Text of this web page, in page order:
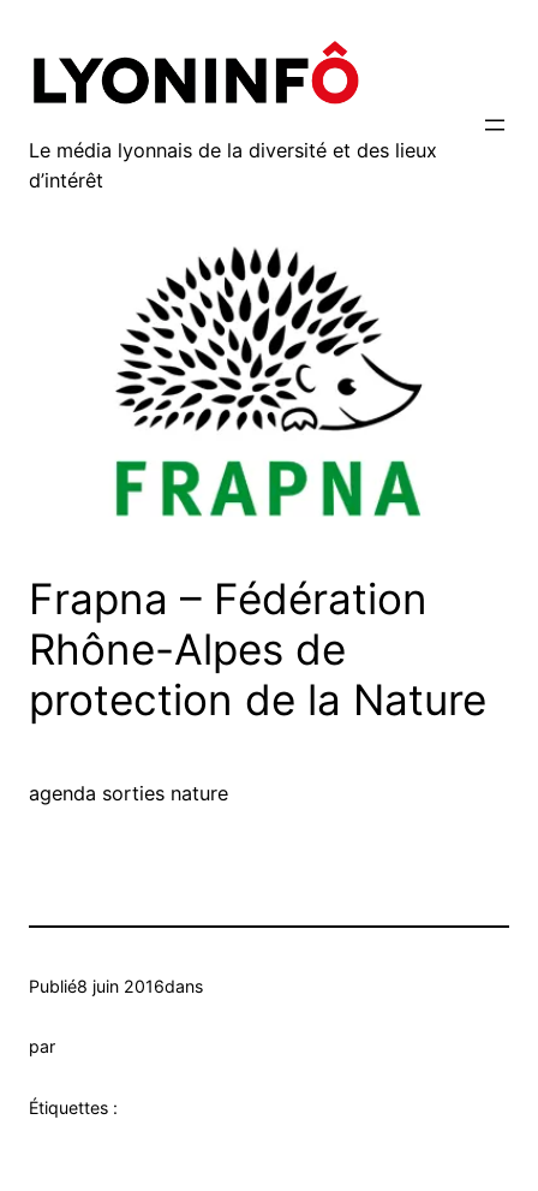
contenu
Le média lyonnais de la diversité et des lieux
d’intérêt
Frapna – Fédération
Rhône-Alpes de
protection de la Nature
agenda sorties nature
Publié8 juin 2016dans
par
Étiquettes :